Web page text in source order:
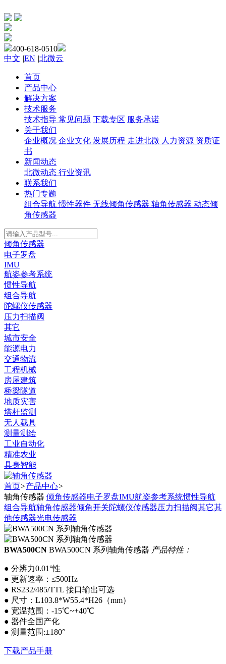
400-618-0510
中文 |EN |北微云
首页
产品中心
解决方案
技术服务
技术指导 常见问题 下载专区 服务承诺
关于我们
企业概况 企业文化 发展历程 走进北微 人力资源 资质证
书
新闻动态
北微动态 行业资讯
联系我们
热门专题
组合导航 惯性器件 无线倾角传感器 轴角传感器 动态倾
角传感器
倾角传感器
电子罗盘
IMU
航姿参考系统
惯性导航
组合导航
陀螺仪传感器
压力扫描阀
其它
城市安全
能源电力
交通物流
工程机械
房屋建筑
桥梁隧道
地质灾害
塔杆监测
无人载具
测量测绘
工业自动化
精准农业
具身智能
首页>产品中心>
轴角传感器 倾角传感器电子罗盘IMU航姿参考系统惯性导航
组合导航轴角传感器倾角开关陀螺仪传感器压力扫描阀其它其
他传感器光电传感器
BWA500CN BWA500CN 系列轴角传感器 产品特性：
● 分辨力0.01°性
● 更新速率：≤500Hz
● RS232/485/TTL 接口输出可选
● 尺寸：L103.8*W55.4*H26（mm）
● 宽温范围：-15℃~+40℃
● 器件全国产化
● 测量范围:±180°
下载产品手册